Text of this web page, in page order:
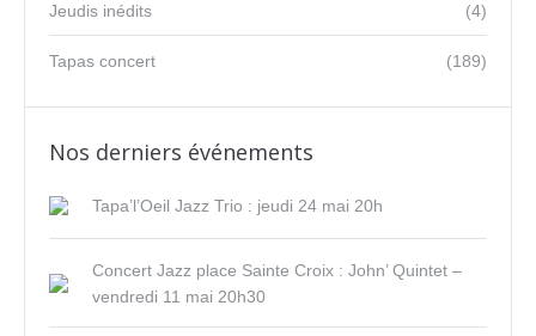
(4)
Jeudis inédits
(189)
Tapas concert
Nos derniers événements
Tapa’l’Oeil Jazz Trio : jeudi 24 mai 20h
Concert Jazz place Sainte Croix : John’ Quintet –
vendredi 11 mai 20h30